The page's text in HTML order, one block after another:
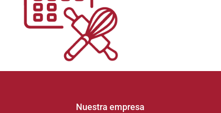
Nuestra empresa